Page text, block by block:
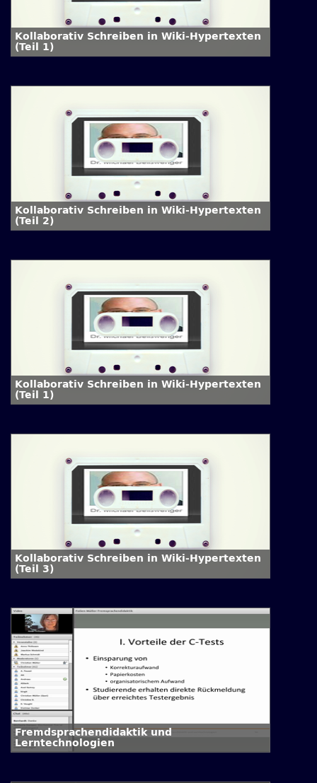
Kollaborativ Schreiben in Wiki-Hypertexten
(Teil 1)
Kollaborativ Schreiben in Wiki-Hypertexten
(Teil 2)
Kollaborativ Schreiben in Wiki-Hypertexten
(Teil 1)
Kollaborativ Schreiben in Wiki-Hypertexten
(Teil 3)
Fremdsprachendidaktik und
Lerntechnologien